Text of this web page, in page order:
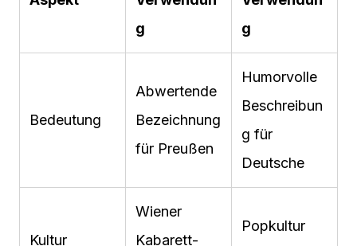
g
g
Bedeutung
Abwertende
Bezeichnung
für Preußen
Humorvolle
Beschreibun
g für
Deutsche
Kultur
Wiener
Kabarett-
Popkultur